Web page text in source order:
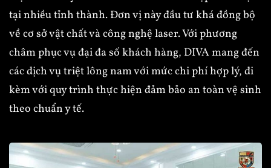
tại nhiều tỉnh thành. Đơn vị này đầu tư khá đồng bộ
về cơ sở vật chất và công nghệ laser. Với phương
châm phục vụ đại đa số khách hàng, DIVA mang đến
các dịch vụ triệt lông nam với mức chi phí hợp lý, đi
kèm với quy trình thực hiện đảm bảo an toàn vệ sinh
theo chuẩn y tế.